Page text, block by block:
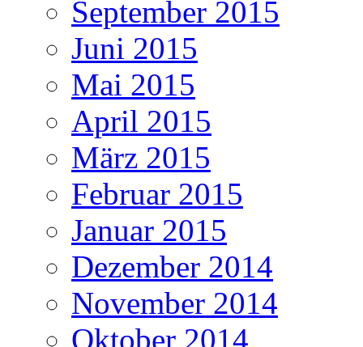
September 2015
Juni 2015
Mai 2015
April 2015
März 2015
Februar 2015
Januar 2015
Dezember 2014
November 2014
Oktober 2014